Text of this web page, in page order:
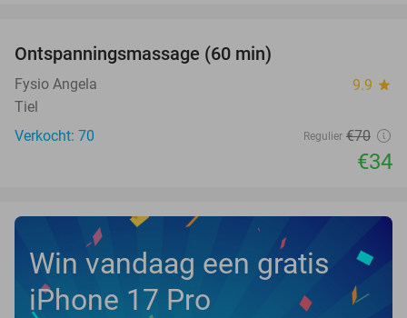
Ontspanningsmassage (60 min)
Fysio Angela 9.9 star
Tiel
Verkocht: 70
Regulier €70
€34
Win vandaag een gratis
iPhone 17 Pro